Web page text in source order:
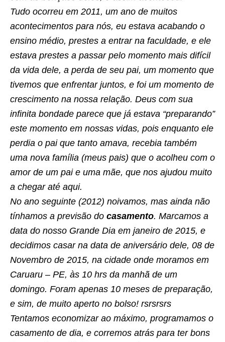
Tudo ocorreu em 2011, um ano de muitos
acontecimentos para nós, eu estava acabando o
ensino médio, prestes a entrar na faculdade, e ele
estava prestes a passar pelo momento mais difícil
da vida dele, a perda de seu pai, um momento que
tivemos que enfrentar juntos, e foi um momento de
crescimento na nossa relação. Deus com sua
infinita bondade parece que já estava “preparando”
este momento em nossas vidas, pois enquanto ele
perdia o pai que tanto amava, recebia também
uma nova família (meus pais) que o acolheu com o
amor de um pai e uma mãe, que nos ajudou muito
a chegar até aqui.
No ano seguinte (2012) noivamos, mas ainda não
tínhamos a previsão do casamento. Marcamos a
data do nosso Grande Dia em janeiro de 2015, e
decidimos casar na data de aniversário dele, 08 de
Novembro de 2015, na cidade onde moramos em
Caruaru – PE, às 10 hrs da manhã de um
domingo. Foram apenas 10 meses de preparação,
e sim, de muito aperto no bolso! rsrsrsrs
Tentamos economizar ao máximo, programamos o
casamento de dia, e corremos atrás para ter bons